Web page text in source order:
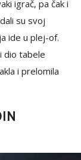
igrač, pa čak i
su svoj
ide u plej-of.
dio tabele
i prelomila